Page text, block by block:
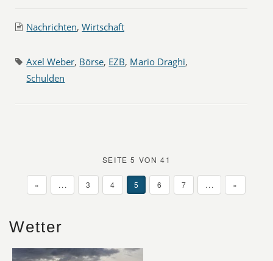
Nachrichten,Wirtschaft
Axel Weber, Börse, EZB, Mario Draghi,
Schulden
SEITE 5 VON 41
« ... 3 4 5 6 7 ... »
Wetter